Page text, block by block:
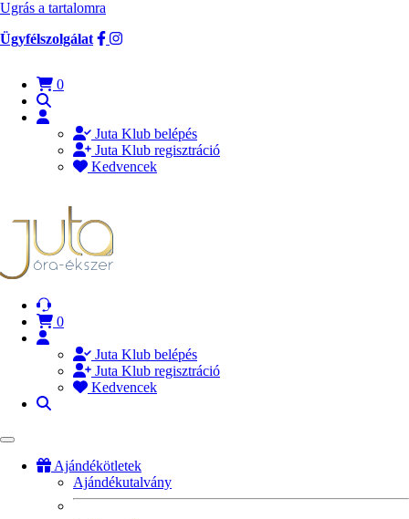
Ugrás a tartalomra
Ügyfélszolgálat
0
Juta Klub belépés
Juta Klub regisztráció
Kedvencek
0
Juta Klub belépés
Juta Klub regisztráció
Kedvencek
Ajándékötletek
Ajándékutalvány